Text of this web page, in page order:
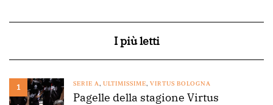
I più letti
1 SERIE A, ULTIMISSIME, VIRTUS BOLOGNA
Pagelle della stagione Virtus